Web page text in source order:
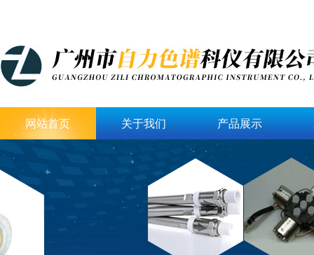
网站首页 关于我们 产品展示